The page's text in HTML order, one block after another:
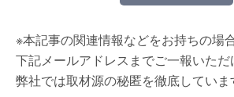
※本記事の関連情報などをお持ちの場
下記メールアドレスまでご一報いただ
弊社では取材源の秘匿を徹底していま